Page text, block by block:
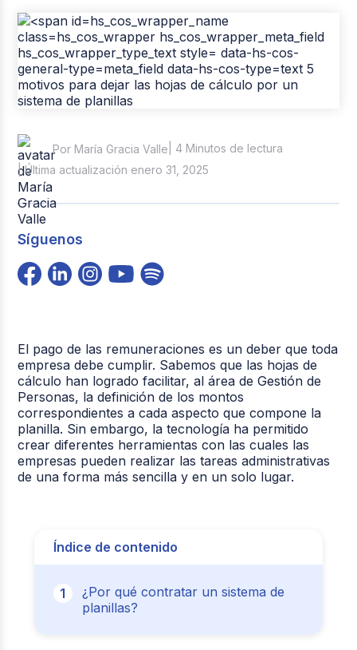
Por María Gracia Valle | 4 Minutos de lectura
| Última actualización enero 31, 2025
Síguenos
El pago de las remuneraciones es un deber que toda
empresa debe cumplir. Sabemos que las hojas de
cálculo han logrado facilitar, al área de Gestión de
Personas, la definición de los montos
correspondientes a cada aspecto que compone la
planilla. Sin embargo, la tecnología ha permitido
crear diferentes herramientas con las cuales las
empresas pueden realizar las tareas administrativas
de una forma más sencilla y en un solo lugar.
Índice de contenido
¿Por qué contratar un sistema de
planillas?